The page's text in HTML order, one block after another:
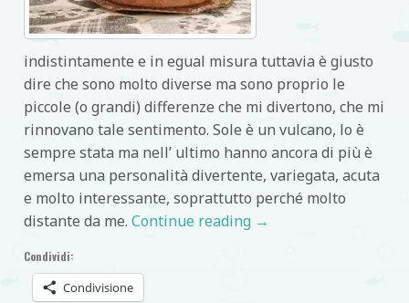
indistintamente e in egual misura tuttavia è giusto
dire che sono molto diverse ma sono proprio le
piccole (o grandi) differenze che mi divertono, che mi
rinnovano tale sentimento. Sole è un vulcano, lo è
sempre stata ma nell’ ultimo hanno ancora di più è
emersa una personalità divertente, variegata, acuta
e molto interessante, soprattutto perché molto
distante da me. Continue reading →
Condividi:
Condivisione